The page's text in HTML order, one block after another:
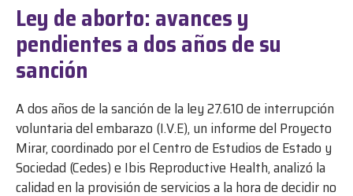
Ley de aborto: avances y
pendientes a dos años de su
sanción
A dos años de la sanción de la ley 27.610 de interrupción
voluntaria del embarazo (I.V.E), un informe del Proyecto
Mirar, coordinado por el Centro de Estudios de Estado y
Sociedad (Cedes) e Ibis Reproductive Health, analizó la
calidad en la provisión de servicios a la hora de decidir no